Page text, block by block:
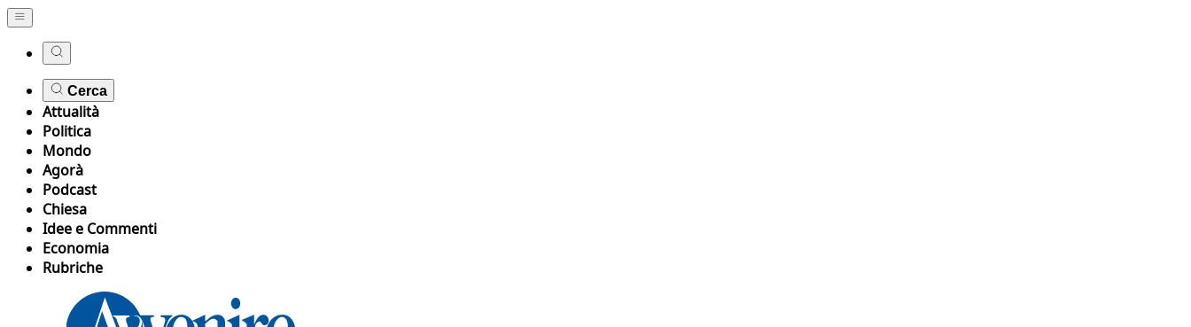
Cerca
Attualità
Politica
Mondo
Agorà
Podcast
Chiesa
Idee e Commenti
Economia
Rubriche